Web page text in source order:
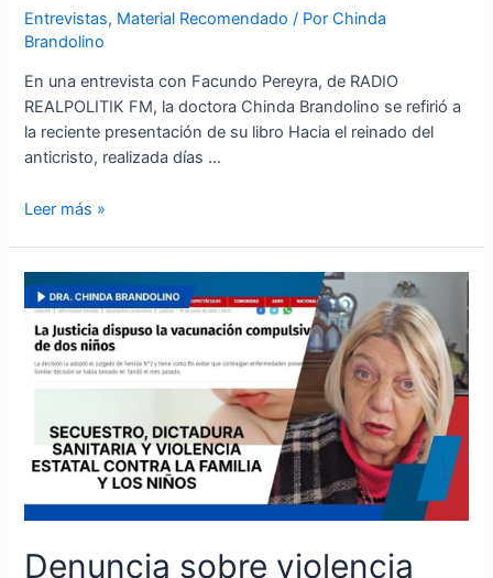
Entrevistas, Material Recomendado / PorChinda
Brandolino
En una entrevista con Facundo Pereyra, de RADIO
REALPOLITIK FM, la doctora Chinda Brandolino se refirió a
la reciente presentación de su libro Hacia el reinado del
anticristo, realizada días …
Leer más »
Denuncia sobre violencia